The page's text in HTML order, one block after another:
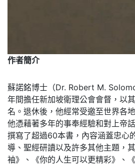
作者簡介
蘇諾銘博士（Dr. Robert M.
年間擔任新加坡衛理公會會督，以
名。退休後，他經常受邀至世界各
他憑藉著多年的事奉經驗和對上帝
撰寫了超過60本書，內容涵蓋忠心
導、聖經研讀以及許多其他主題，
袖》、《你的人生可以更精彩》、